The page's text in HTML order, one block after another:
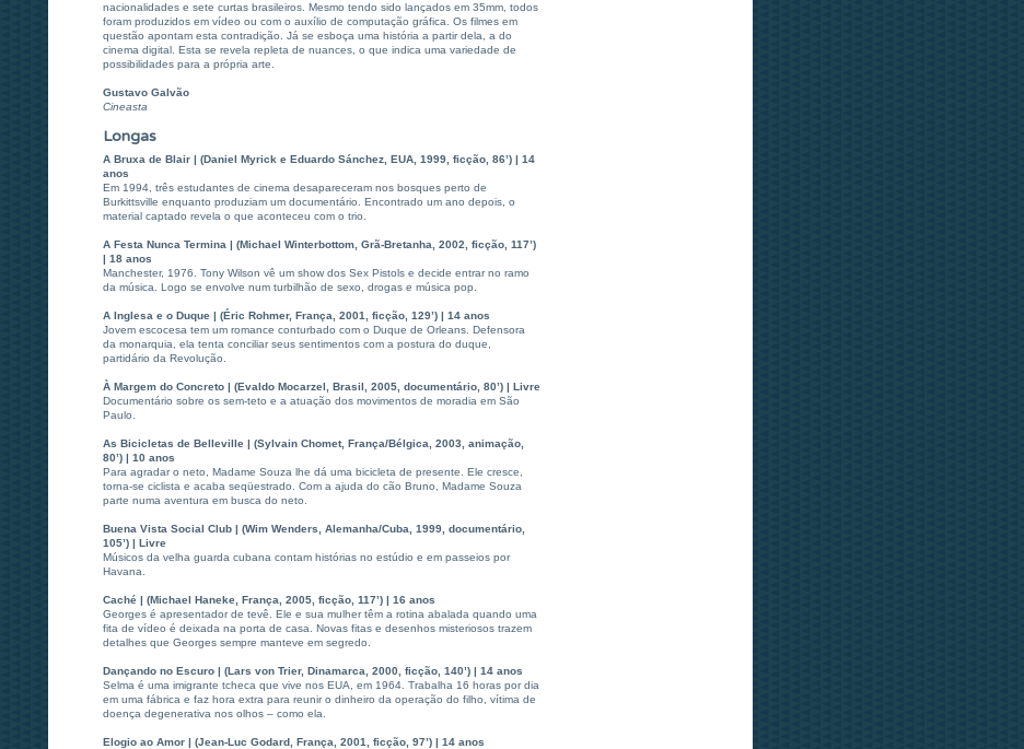
nacionalidades e sete curtas brasileiros. Mesmo tendo sido lançados em 35mm, todos
foram produzidos em vídeo ou com o auxílio de computação gráfica. Os filmes em
questão apontam esta contradição. Já se esboça uma história a partir dela, a do
cinema digital. Esta se revela repleta de nuances, o que indica uma variedade de
possibilidades para a própria arte.
Gustavo Galvão
Cineasta
Longas
A Bruxa de Blair | (Daniel Myrick e Eduardo Sánchez, EUA, 1999, ficção, 86’) | 14
anos
Em 1994, três estudantes de cinema desapareceram nos bosques perto de
Burkittsville enquanto produziam um documentário. Encontrado um ano depois, o
material captado revela o que aconteceu com o trio.
A Festa Nunca Termina | (Michael Winterbottom, Grã-Bretanha, 2002, ficção, 117’)
| 18 anos
Manchester, 1976. Tony Wilson vê um show dos Sex Pistols e decide entrar no ramo
da música. Logo se envolve num turbilhão de sexo, drogas e música pop.
A Inglesa e o Duque | (Éric Rohmer, França, 2001, ficção, 129’) | 14 anos
Jovem escocesa tem um romance conturbado com o Duque de Orleans. Defensora
da monarquia, ela tenta conciliar seus sentimentos com a postura do duque,
partidário da Revolução.
À Margem do Concreto | (Evaldo Mocarzel, Brasil, 2005, documentário, 80’) | Livre
Documentário sobre os sem-teto e a atuação dos movimentos de moradia em São
Paulo.
As Bicicletas de Belleville | (Sylvain Chomet, França/Bélgica, 2003, animação,
80’) | 10 anos
Para agradar o neto, Madame Souza lhe dá uma bicicleta de presente. Ele cresce,
torna-se ciclista e acaba seqüestrado. Com a ajuda do cão Bruno, Madame Souza
parte numa aventura em busca do neto.
Buena Vista Social Club | (Wim Wenders, Alemanha/Cuba, 1999, documentário,
105’) | Livre
Músicos da velha guarda cubana contam histórias no estúdio e em passeios por
Havana.
Caché | (Michael Haneke, França, 2005, ficção, 117’) | 16 anos
Georges é apresentador de tevê. Ele e sua mulher têm a rotina abalada quando uma
fita de vídeo é deixada na porta de casa. Novas fitas e desenhos misteriosos trazem
detalhes que Georges sempre manteve em segredo.
Dançando no Escuro | (Lars von Trier, Dinamarca, 2000, ficção, 140’) | 14 anos
Selma é uma imigrante tcheca que vive nos EUA, em 1964. Trabalha 16 horas por dia
em uma fábrica e faz hora extra para reunir o dinheiro da operação do filho, vítima de
doença degenerativa nos olhos – como ela.
Elogio ao Amor | (Jean-Luc Godard, França, 2001, ficção, 97’) | 14 anos